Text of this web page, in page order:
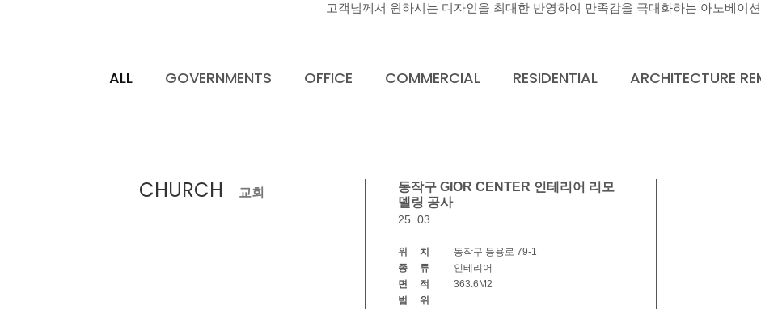
고객님께서 원하시는 디자인을 최대한 반영하여 만족감을 극대화하는 아노베이션
ALL GOVERNMENTS OFFICE COMMERCIAL RESIDENTIAL ARCHITECTURE
CHURCH 교회
동작구 GIOR CENTER 인테리어 리모
델링 공사
25. 03
위 치
동작구 등용로 79-1
종 류
인테리어
면 적
363.6M2
범 위